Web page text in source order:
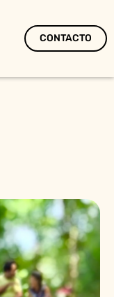
CONTACTO